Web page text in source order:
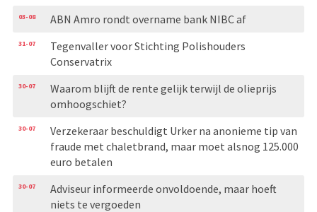
03-08 ABN Amro rondt overname bank NIBC af
31-07
Tegenvaller voor Stichting Polishouders
Conservatrix
30-07
Waarom blijft de rente gelijk terwijl de olieprijs
omhoogschiet?
30-07
Verzekeraar beschuldigt Urker na anonieme tip van
fraude met chaletbrand, maar moet alsnog 125.000
euro betalen
30-07
Adviseur informeerde onvoldoende, maar hoeft
niets te vergoeden